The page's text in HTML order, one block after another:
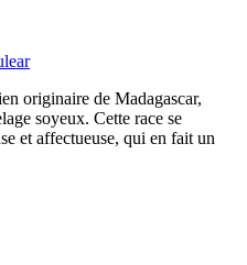
originaire de Madagascar,
soyeux. Cette race se
et affectueuse, qui en fait un